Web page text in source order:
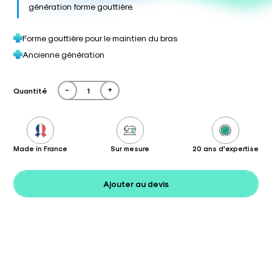
génération forme gouttière.
Forme gouttière pour le maintien du bras
Ancienne génération
Quantité - +
Made in France Sur mesure 20 ans d'expertise
Ajouter au devis